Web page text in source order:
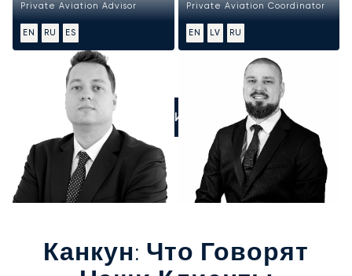
Private Aviation Advisor
EN RU ES
Private Aviation Coordinator
EN LV RU
ПОЗВОНИТЕ НАМ
Канкун: Что Говорят